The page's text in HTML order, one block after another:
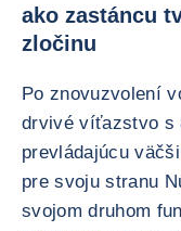
ako zastáncu
zločinu
Po znovuzvolení
drvivé víťazstvo s
prevládajúcu
pre svoju stranu
svojom druhom